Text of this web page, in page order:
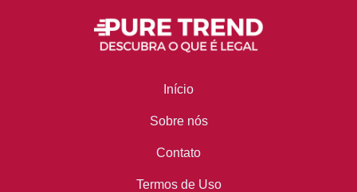
Início
Sobre nós
Contato
Termos de Uso